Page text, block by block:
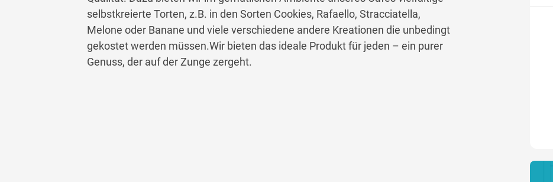
selbstkreierte Torten, z.B. in den Sorten Cookies, Rafaello, Stracciatella,
Melone oder Banane und viele verschiedene andere Kreationen die unbedingt
gekostet werden müssen.Wir bieten das ideale Produkt für jeden – ein purer
Genuss, der auf der Zunge zergeht.